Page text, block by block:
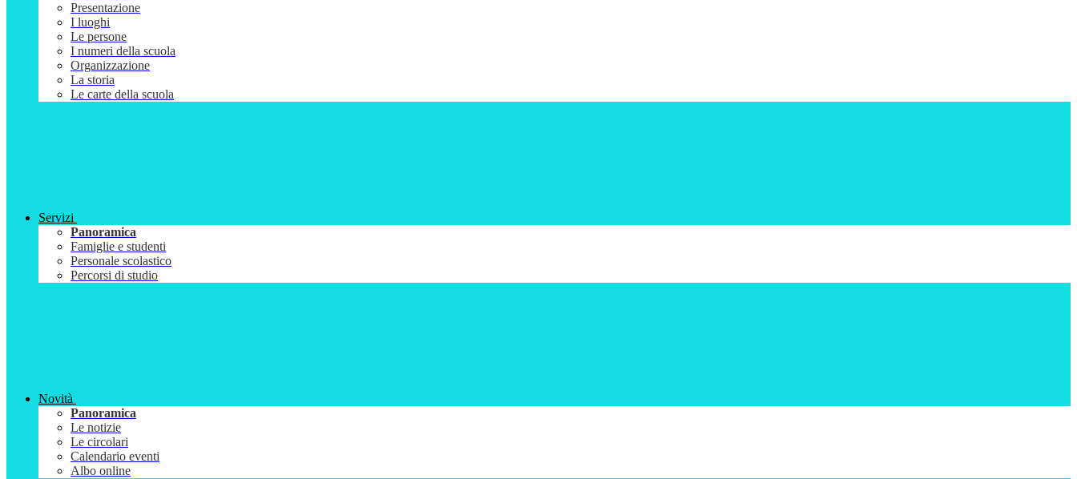
Presentazione
I luoghi
Le persone
I numeri della scuola
Organizzazione
La storia
Le carte della scuola
Servizi
Panoramica
Famiglie e studenti
Personale scolastico
Percorsi di studio
Novità
Panoramica
Le notizie
Le circolari
Calendario eventi
Albo online